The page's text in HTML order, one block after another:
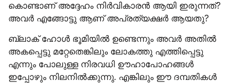
കൊണ്ടാണ് അദ്ദേഹം നിർവികാരൻ ആയി ഇരുന്നത്?
അവർ എങ്ങോട്ടു ആണ് അപ്രത്യക്ഷർ ആയതു?
ബ്ലാക് ഹോൾ ഭൂമിയിൽ ഉണ്ടെന്നും അവർ അതിൽ
അകപ്പെട്ടു മറ്റേതെങ്കിലും ലോകത്തു എത്തിപ്പെട്ടു
എന്നും പോലുള്ള നിരവധി ഊഹാപോഹങ്ങൾ
ഇപ്പോഴും നിലനിൽക്കുന്നു. എങ്കിലും ഈ ദമ്പതികൾ